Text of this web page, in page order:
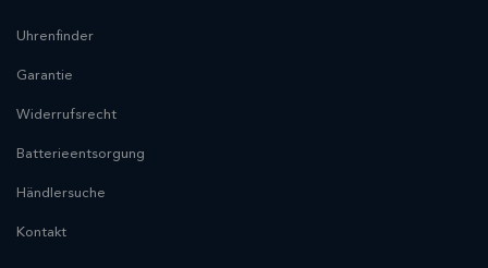
Uhrenfinder
Garantie
Widerrufsrecht
Batterieentsorgung
Händlersuche
Kontakt